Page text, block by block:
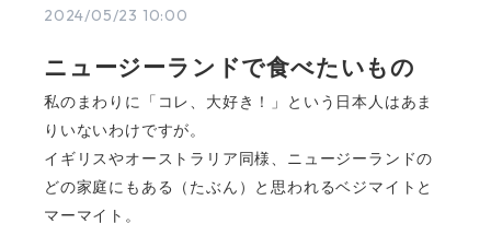
2024/05/23 10:00
ニュージーランドで食べたいもの
私のまわりに「コレ、大好き！」という日本人はあま
りいないわけですが。
イギリスやオーストラリア同様、ニュージーランドの
どの家庭にもある（たぶん）と思われるベジマイトと
マーマイト。